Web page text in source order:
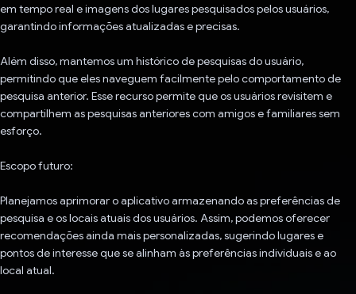
em tempo real e imagens dos lugares pesquisados pelos usuários,
garantindo informações atualizadas e precisas.
Além disso, mantemos um histórico de pesquisas do usuário,
permitindo que eles naveguem facilmente pelo comportamento de
pesquisa anterior. Esse recurso permite que os usuários revisitem e
compartilhem as pesquisas anteriores com amigos e familiares sem
esforço.
Escopo futuro:
Planejamos aprimorar o aplicativo armazenando as preferências de
pesquisa e os locais atuais dos usuários. Assim, podemos oferecer
recomendações ainda mais personalizadas, sugerindo lugares e
pontos de interesse que se alinham às preferências individuais e ao
local atual.